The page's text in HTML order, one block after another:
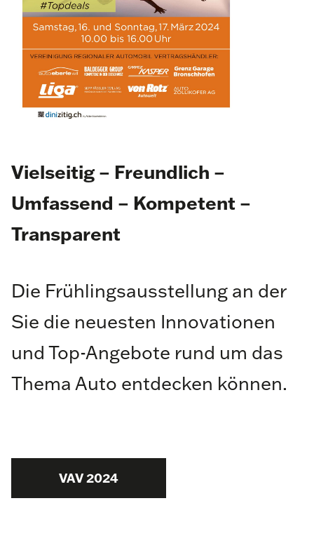
Vielseitig – Freundlich –
Umfassend – Kompetent –
Transparent
Die Frühlingsausstellung an der
Sie die neuesten Innovationen
und Top-Angebote rund um das
Thema Auto entdecken können.
VAV 2024